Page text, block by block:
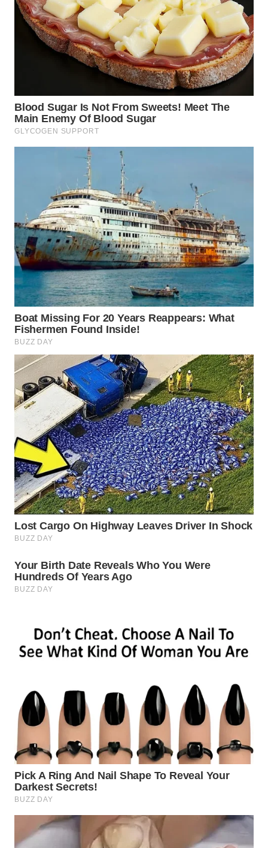
BINJAI
WN
INDRAMAYU
WN
KUNINGAN
MAJALENGKA
WN
SUBANG
WN
SUKABUMI
WN
PURWAKARTA
WN
PRIANGAN
TIMUR
WN
SEMARANG
WN
SOLO
WN
BOROBUDUR
WN
WN
NATUNA
BINTAN
WN
MANDALIKA
WN
LIKUPANG
LABUANBAJO